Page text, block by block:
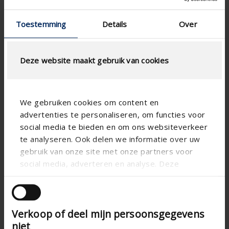
Toestemming Details Over
Deze website maakt gebruik van cookies
We gebruiken cookies om content en
advertenties te personaliseren, om functies voor
social media te bieden en om ons websiteverkeer
te analyseren. Ook delen we informatie over uw
gebruik van onze site met onze partners voor
social media, adverteren en analyse. Deze
andere informatie die u aan ze heeft verstrekt of
die ze hebben verzameld op basis van uw gebruik
van hun services.
Verkoop of deel mijn persoonsgegevens
niet
Technische spezifikationen
Physischer freier
Querschnitt (%)
39
technical.standaardgaastype
technical.ip_klasse
Einbautiefe (mm)